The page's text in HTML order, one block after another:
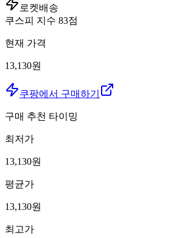
로켓배송
쿠스피 지수 83점
현재 가격
13,130원
쿠팡에서 구매하기
구매 추천 타이밍
최저가
13,130원
평균가
13,130원
최고가